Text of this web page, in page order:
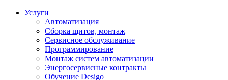
Услуги
Автоматизация
Сборка щитов, монтаж
Сервисное обслуживание
Программирование
Монтаж систем автоматизации
Энергосервисные контракты
Обучение Desigo